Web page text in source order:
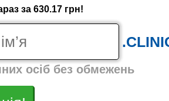
за 630.17 грн!
осіб без обмежень